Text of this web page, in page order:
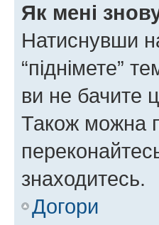
Як мені
Натиснувши
“піднімете”
ви не бачите
Також можна
знаходитесь.
Догори